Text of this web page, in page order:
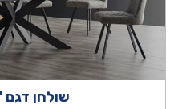
שולחן